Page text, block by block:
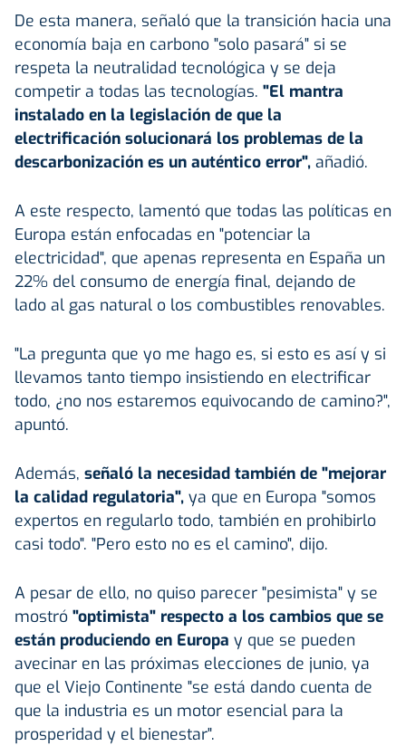
De esta manera, señaló que la transición hacia una
economía baja en carbono "solo pasará" si se
respeta la neutralidad tecnológica y se deja
competir a todas las tecnologías. "El mantra
instalado en la legislación de que la
electrificación solucionará los problemas de la
descarbonización es un auténtico error", añadió.
A este respecto, lamentó que todas las políticas en
Europa están enfocadas en "potenciar la
electricidad", que apenas representa en España un
22% del consumo de energía final, dejando de
lado al gas natural o los combustibles renovables.
"La pregunta que yo me hago es, si esto es así y si
llevamos tanto tiempo insistiendo en electrificar
todo, ¿no nos estaremos equivocando de camino?",
apuntó.
Además, señaló la necesidad también de "mejorar
la calidad regulatoria", ya que en Europa "somos
expertos en regularlo todo, también en prohibirlo
casi todo". "Pero esto no es el camino", dijo.
A pesar de ello, no quiso parecer "pesimista" y se
mostró "optimista" respecto a los cambios que se
están produciendo en Europa y que se pueden
avecinar en las próximas elecciones de junio, ya
que el Viejo Continente "se está dando cuenta de
que la industria es un motor esencial para la
prosperidad y el bienestar".